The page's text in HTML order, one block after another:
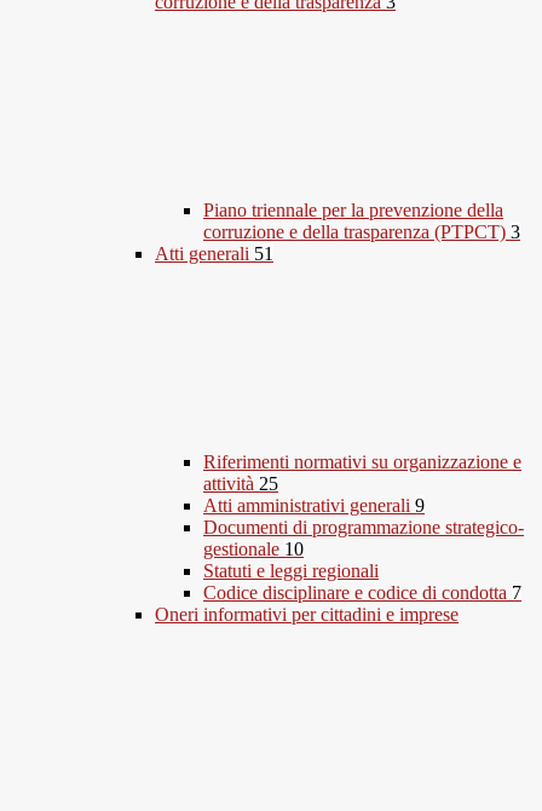
Piano triennale per la prevenzione della
corruzione e della trasparenza (PTPCT) 3
Atti generali 51
Riferimenti normativi su organizzazione e
attività 25
Atti amministrativi generali 9
Documenti di programmazione strategico-
gestionale 10
Statuti e leggi regionali
Codice disciplinare e codice di condotta 7
Oneri informativi per cittadini e imprese